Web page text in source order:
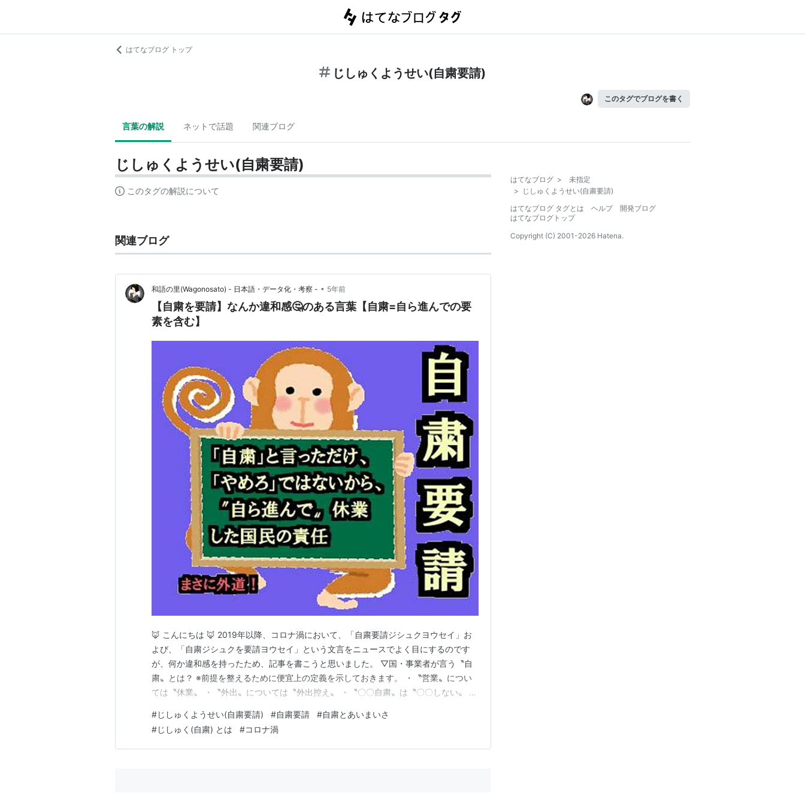
はてなブログ トップ
じしゅくようせい(自粛要請)
このタグでブログを書く
言葉の解説 ネットで話題 関連ブログ
じしゅくようせい(自粛要請)
このタグの解説について
関連ブログ
和語の里(Wagonosato) - 日本語・データ化・考察 - • 5年前
【自粛を要請】なんか違和感🤔のある言葉【自粛=自ら進んでの要
素を含む】
🦊 こんにちは 🦊 2019年以降、コロナ渦において、「自粛要請ジシュクヨウセイ」お
よび、「自粛ジシュクを要請ヨウセイ」という文言をニュースでよく目にするのです
が、何か違和感を持ったため、記事を書こうと思いました。 ▽国・事業者が言う〝自
粛〟とは？ ※前提を整えるために便宜上の定義を示しておきます。 ・〝営業〟につい
ては〝休業〟 ・〝外出〟については〝外出控え〟 ・〝〇〇自粛〟は〝〇〇しない〟 ※
域・団体が市民に〝自粛〟を呼びかけるときも、同じような使われ方です。 ▼違和感
の正体「自粛要請」 まず、「自粛ジシュク」の意…
#じしゅくようせい(自粛要請) #自粛要請 #自粛とあいまいさ
#じしゅく(自粛) とは #コロナ渦
はてなブログ >
未指定
> じしゅくようせい(自粛要請)
はてなブログ タグとは
ヘルプ
開発ブログ
はてなブログトップ
Copyright (C) 2001-2026 Hatena.